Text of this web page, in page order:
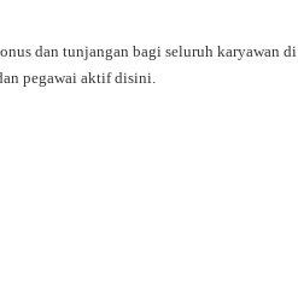
dan tunjangan bagi seluruh karyawan di
pegawai aktif disini.